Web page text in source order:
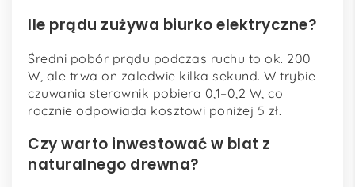
Ile prądu zużywa biurko elektryczne?
Średni pobór prądu podczas ruchu to ok. 200
W, ale trwa on zaledwie kilka sekund. W trybie
czuwania sterownik pobiera 0,1–0,2 W, co
rocznie odpowiada kosztowi poniżej 5 zł.
Czy warto inwestować w blat z
naturalnego drewna?